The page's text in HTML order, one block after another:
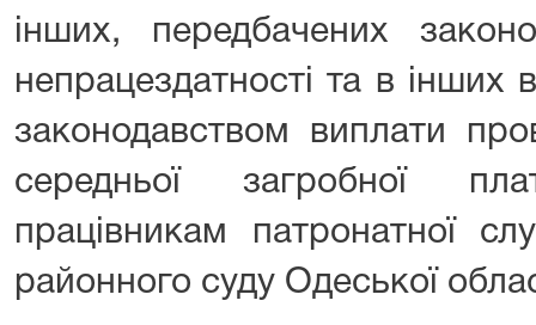
інших, передбачених
непрацездатності та в інших
законодавством виплати
середньої загробної
працівникам патронатної
районного суду Одеської